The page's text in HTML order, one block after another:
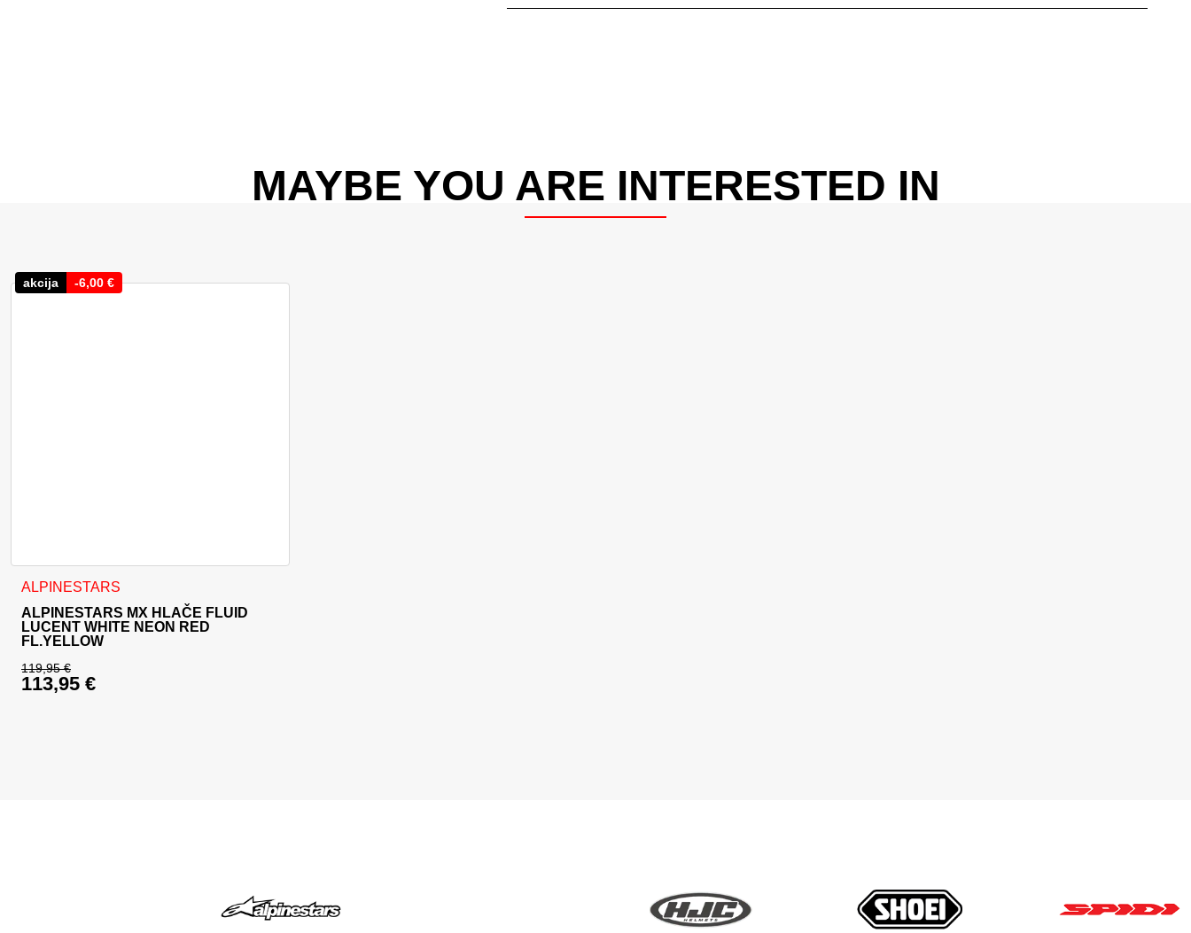
MAYBE YOU ARE INTERESTED IN
akcija -6,00 €
ALPINESTARS
ALPINESTARS MX HLAČE FLUID
LUCENT WHITE NEON RED
FL.YELLOW
119,95€
Izvirna cena je bila: 119,95 €.
113,95 €
Ta izdelek ima več različic. Možnosti lahko izberete na strani izdelka